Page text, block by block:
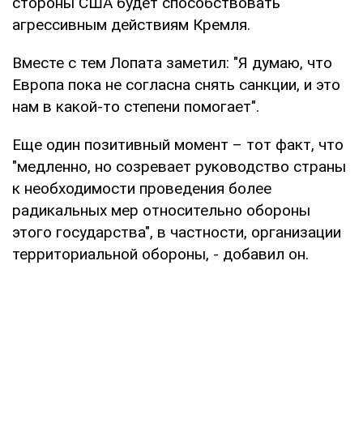
агрессивным действиям Кремля.
Вместе с тем Лопата заметил: "Я думаю, что
Европа пока не согласна снять санкции, и это
нам в какой-то степени помогает".
Еще один позитивный момент – тот факт, что
"медленно, но созревает руководство страны
к необходимости проведения более
радикальных мер относительно обороны
этого государства", в частности, организации
территориальной обороны, - добавил он.